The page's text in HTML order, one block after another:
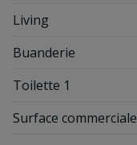
Living
Buanderie
Toilette 1
Surface commerciale